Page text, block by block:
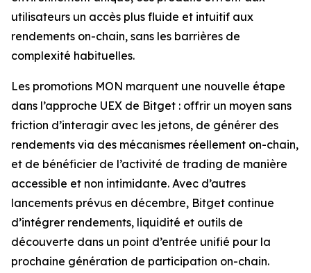
utilisateurs un accès plus fluide et intuitif aux
rendements on-chain, sans les barrières de
complexité habituelles.
Les promotions MON marquent une nouvelle étape
dans l’approche UEX de Bitget : offrir un moyen sans
friction d’interagir avec les jetons, de générer des
rendements via des mécanismes réellement on-chain,
et de bénéficier de l’activité de trading de manière
accessible et non intimidante. Avec d’autres
lancements prévus en décembre, Bitget continue
d’intégrer rendements, liquidité et outils de
découverte dans un point d’entrée unifié pour la
prochaine génération de participation on-chain.